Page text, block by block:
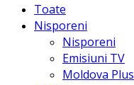
Toate
Nisporeni
Nisporeni
Emisiuni TV
Moldova Plus